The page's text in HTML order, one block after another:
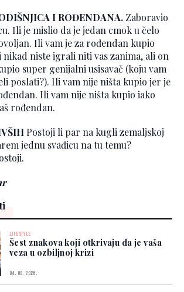
I ROĐENDANA. Zaboravio
Ili je mislio da je jedan cmok u čelo
Ili vam je za rođendan kupio
niste igrali niti vas zanima, ali on
super genijalni usisavač (koju vam
poslati?). Ili vam nije ništa kupio jer je
Ili vam nije ništa kupio iako
rođendan.
Postoji li par na kugli zemaljskoj
jednu svađicu na tu temu?
LIFESTYLE
Šest znakova koji otkrivaju da je vaša
veza u ozbiljnoj krizi
04. 08. 2026.